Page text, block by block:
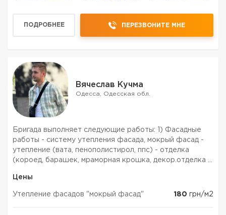
ПОДРОБНЕЕ ПЕРЕЗВОНИТЕ МНЕ
Вячеслав Кучма
Одесса, Одесская обл.
Бригада выполняет следующие работы: 1) Фасадные
работы - систему утепления фасада, мокрый фасад -
утепление (вата, пенополистирол, ппс) - отделка
(короед, барашек, мраморная крошка, декор.отделка )
фасадов. 2) Плиточные работы ( Укладка плитки) Д...
Цены
Утепление фасадов "мокрый фасад" 180 грн/м2